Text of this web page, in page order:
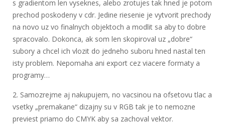
s gradientom len vyseknes, alebo zrotujes tak hned je potom
prechod poskodeny v cdr. Jedine riesenie je vytvorit prechody
na novo uz vo finalnych objektoch a modlit sa aby to dobre
spracovalo. Dokonca, ak som len skopiroval uz „dobre“
subory a chcel ich vlozit do jedneho suboru hned nastal ten
isty problem. Nepomaha ani export cez viacere formaty a
programy…
2. Samozrejme aj nakupujem, no vacsinou na ofsetovu tlac a
vsetky „premakane“ dizajny su v RGB tak je to nemozne
previest priamo do CMYK aby sa zachoval vektor.